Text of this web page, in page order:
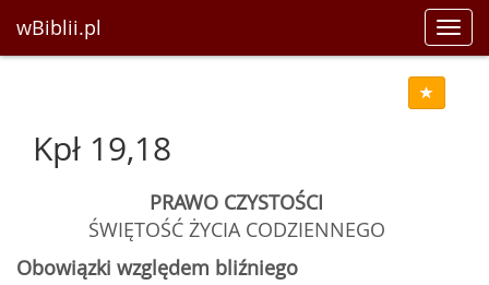
wBiblii.pl
Kpł 19,18
PRAWO CZYSTOŚCI
ŚWIĘTOŚĆ ŻYCIA CODZIENNEGO
Obowiązki względem bliźniego